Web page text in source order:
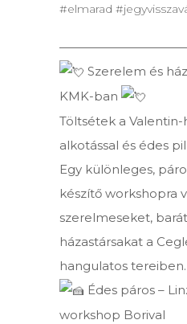
#elmarad
Szerelem és
KMK-ban
Töltsétek a
alkotással és édes
Egy különleges,
készítő workshopra
szerelmeseket,
házastársakat a
hangulatos tereiben.
Édes páros –
workshop Borival